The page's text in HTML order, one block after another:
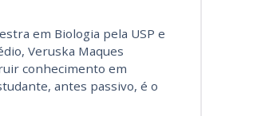
em Biologia pela USP e
Veruska Maques
conhecimento em
antes passivo, é o